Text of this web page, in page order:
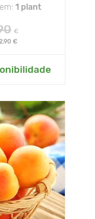
1 plant
€
€